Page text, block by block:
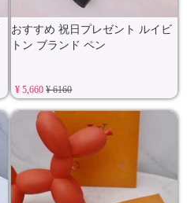
おすすめ 祝日プレゼント ルイビ
トン ブランド ペン
¥ 5,660¥ 6160